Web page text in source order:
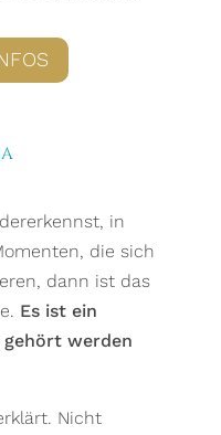
in
die sich
dann ist das
Es ist ein
gehört werden
Nicht